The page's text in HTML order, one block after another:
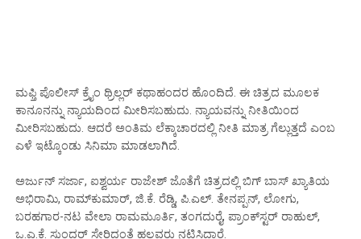
ಮಫ್ತಿ‌ ಪೊಲೀಸ್ ಕ್ರೈಂ ಥ್ರಿಲ್ಲರ್ ಕಥಾಹಂದರ ಹೊಂದಿದೆ. ಈ ಚಿತ್ರದ ಮೂಲಕ
ಕಾನೂನನ್ನು ನ್ಯಾಯದಿಂದ ಮೀರಿಸಬಹುದು. ನ್ಯಾಯವನ್ನು ನೀತಿಯಿಂದ
ಮೀರಿಸಬಹುದು. ಆದರೆ ಅಂತಿಮ ಲೆಕ್ಕಾಚಾರದಲ್ಲಿ ನೀತಿ ಮಾತ್ರ ಗೆಲ್ಲುತ್ತದೆ ಎಂಬ
ಎಳೆ ಇಟ್ಕೊಂಡು ಸಿನಿಮಾ ಮಾಡಲಾಗಿದೆ‌.
ಅರ್ಜುನ್ ಸರ್ಜಾ, ಐಶ್ವರ್ಯ ರಾಜೇಶ್ ಜೊತೆಗೆ ಚಿತ್ರದಲ್ಲಿ ಬಿಗ್ ಬಾಸ್ ಖ್ಯಾತಿಯ
ಅಭಿರಾಮಿ, ರಾಮ್‌ಕುಮಾರ್, ಜಿ.ಕೆ. ರೆಡ್ಡಿ, ಪಿ.ಎಲ್. ತೇನಪ್ಪನ್, ಲೋಗು,
ಬರಹಗಾರ-ನಟ ವೇಲಾ ರಾಮಮೂರ್ತಿ, ತಂಗದುರೈ, ಪ್ರಾಂಕ್‌ಸ್ಟರ್ ರಾಹುಲ್,
ಒ.ಎ.ಕೆ. ಸುಂದರ್ ಸೇರಿದಂತೆ ಹಲವರು ನಟಿಸಿದ್ದಾರೆ.